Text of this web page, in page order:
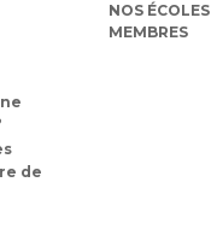
de
NOS ÉCOLES
MEMBRES